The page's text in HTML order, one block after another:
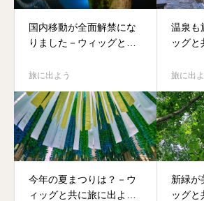
国内移動が全面解禁にな
りました－ウィッグと共
旅に出よう
温泉も
ッグと
旅に出
今年の夏まつりは？－ウ
ィッグと共に旅に出よう
新緑が
ッグと